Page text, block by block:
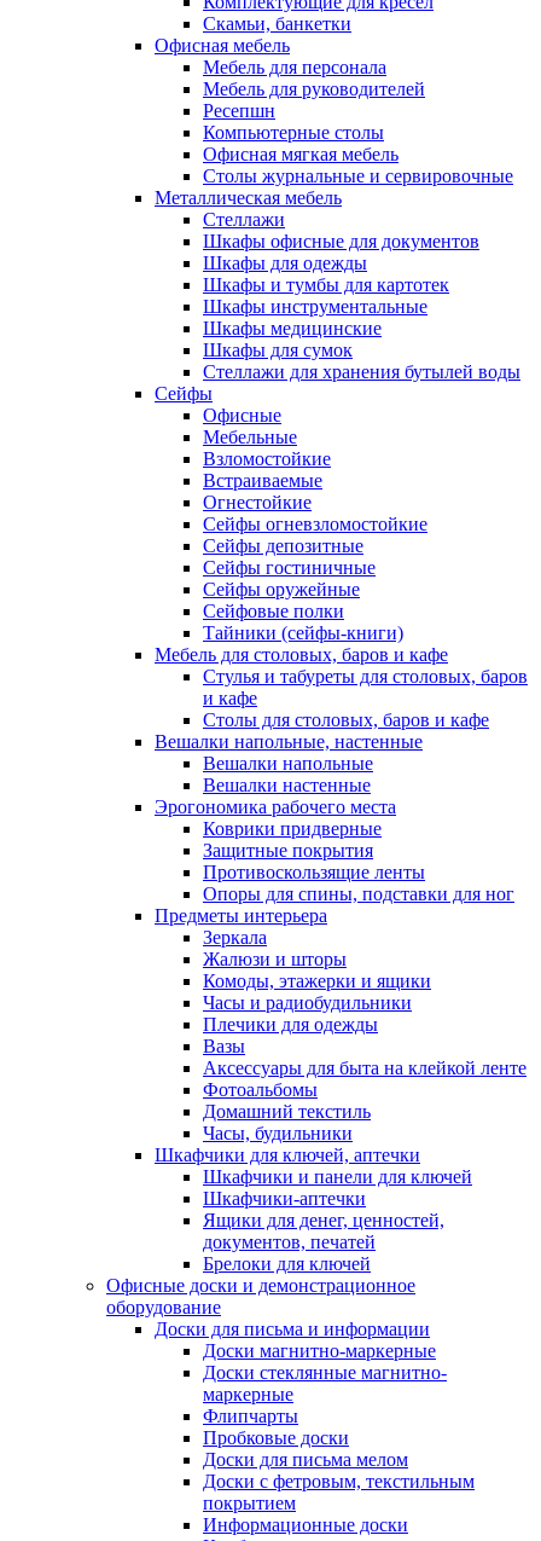
Скамьи, банкетки
Офисная мебель
Мебель для персонала
Мебель для руководителей
Ресепшн
Компьютерные столы
Офисная мягкая мебель
Столы журнальные и сервировочные
Металлическая мебель
Стеллажи
Шкафы офисные для документов
Шкафы для одежды
Шкафы и тумбы для картотек
Шкафы инструментальные
Шкафы медицинские
Шкафы для сумок
Стеллажи для хранения бутылей воды
Сейфы
Офисные
Мебельные
Взломостойкие
Встраиваемые
Огнестойкие
Сейфы огневзломостойкие
Сейфы депозитные
Сейфы гостиничные
Сейфы оружейные
Сейфовые полки
Тайники (сейфы-книги)
Мебель для столовых, баров и кафе
Стулья и табуреты для столовых, баров
и кафе
Столы для столовых, баров и кафе
Вешалки напольные, настенные
Вешалки напольные
Вешалки настенные
Эрогономика рабочего места
Коврики придверные
Защитные покрытия
Противоскользящие ленты
Опоры для спины, подставки для ног
Предметы интерьера
Зеркала
Жалюзи и шторы
Комоды, этажерки и ящики
Часы и радиобудильники
Плечики для одежды
Вазы
Аксессуары для быта на клейкой ленте
Фотоальбомы
Домашний текстиль
Часы, будильники
Шкафчики для ключей, аптечки
Шкафчики и панели для ключей
Шкафчики-аптечки
Ящики для денег, ценностей,
документов, печатей
Брелоки для ключей
Офисные доски и демонстрационное
оборудование
Доски для письма и информации
Доски магнитно-маркерные
Доски стеклянные магнитно-
маркерные
Флипчарты
Пробковые доски
Доски для письма мелом
Доски с фетровым, текстильным
покрытием
Информационные доски